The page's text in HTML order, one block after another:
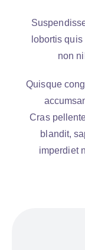
lobortis
non
Quisque
Cras
blandit,
imperdiet